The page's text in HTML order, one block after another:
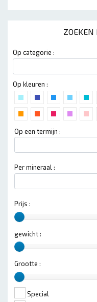
ZOEKEN
Op categorie :
Op kleuren :
Op een termijn :
Per mineraal :
Prijs :
gewicht :
Grootte :
Special